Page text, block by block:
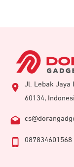
Jl. Lebak Jaya
60134,
087834601568